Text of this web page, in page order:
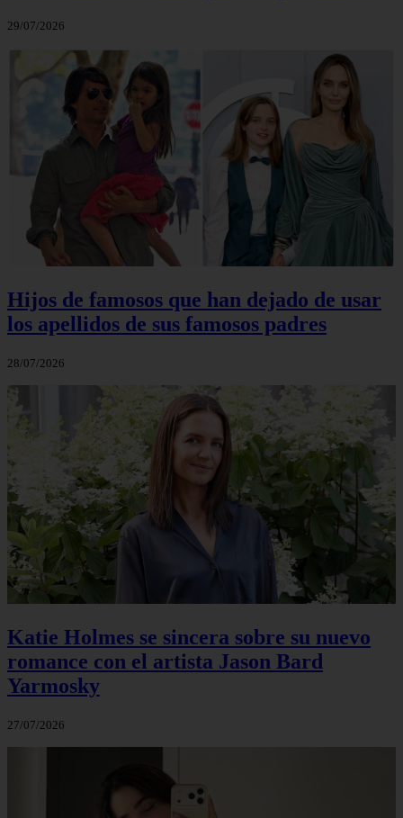
29/07/2026
Hijos de famosos que han dejado de usar
los apellidos de sus famosos padres
28/07/2026
Katie Holmes se sincera sobre su nuevo
romance con el artista Jason Bard
Yarmosky
27/07/2026